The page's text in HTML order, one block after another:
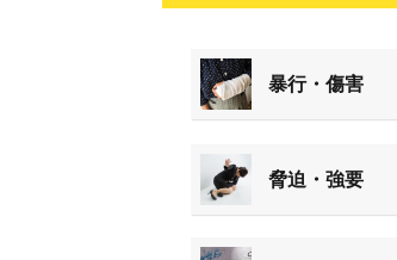
暴行・傷害
脅迫・強要